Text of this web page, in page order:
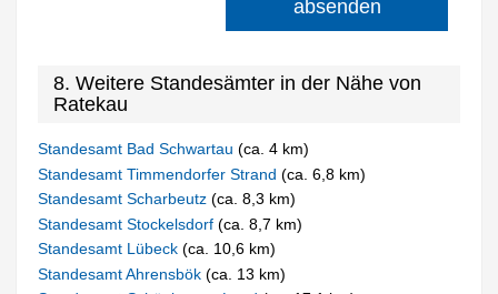
absenden
8. Weitere Standesämter in der Nähe von
Ratekau
Standesamt Bad Schwartau(ca. 4 km)
Standesamt Timmendorfer Strand(ca. 6,8 km)
Standesamt Scharbeutz(ca. 8,3 km)
Standesamt Stockelsdorf(ca. 8,7 km)
Standesamt Lübeck(ca. 10,6 km)
Standesamt Ahrensbök(ca. 13 km)